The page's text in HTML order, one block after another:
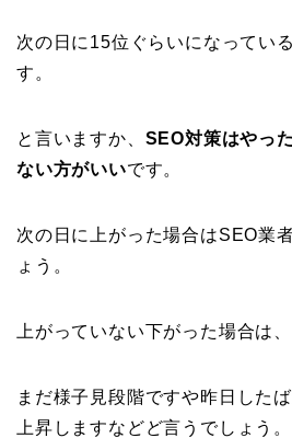
次の日に15位ぐらいになってい
す。
と言いますか、 SEO対策はやっ
ない方がいいです。
次の日に上がった場合はSEO業
ょう。
上がっていない下がった場合は、
まだ様子見段階ですや昨日した
上昇しますなどど言うでしょう。